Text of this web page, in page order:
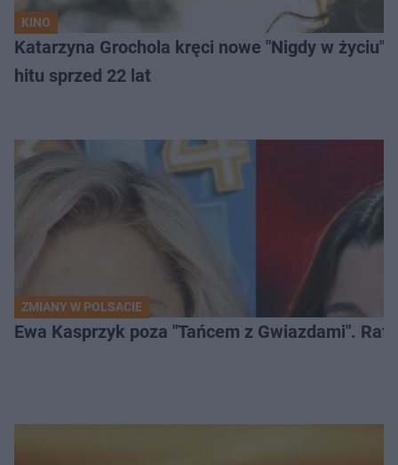
KINO
Katarzyna Grochola kręci nowe "Nigdy w życiu"
hitu sprzed 22 lat
ZMIANY W POLSACIE
Ewa Kasprzyk poza "Tańcem z Gwiazdami".